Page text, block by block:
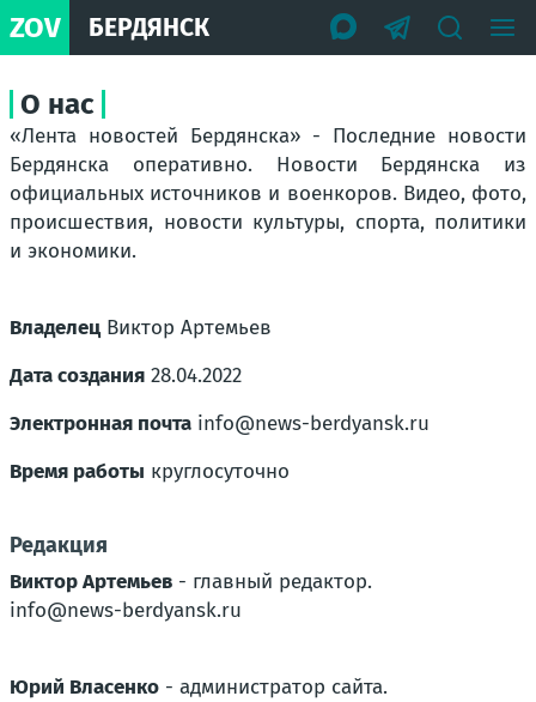
ZOV БЕРДЯНСК
О нас
«Лента новостей Бердянска» - Последние новости
Бердянска оперативно. Новости Бердянска из
официальных источников и военкоров. Видео, фото,
происшествия, новости культуры, спорта, политики
и экономики.
ВладелецВиктор Артемьев
Дата создания 28.04.2022
Электронная почта info@news-berdyansk.ru
Время работы круглосуточно
Редакция
Виктор Артемьев - главный редактор.
info@news-berdyansk.ru
Юрий Власенко - администратор сайта.